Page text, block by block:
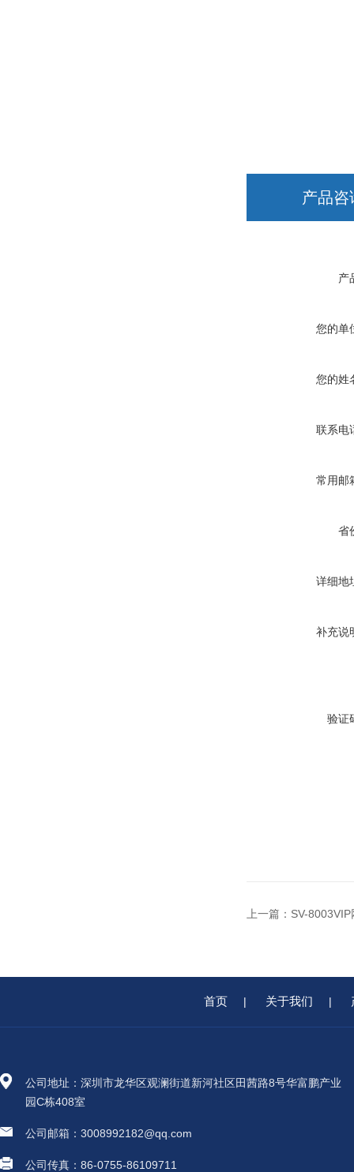
产品咨
产
您的单
您的姓
联系电
常用邮
省
详细地
补充说
验证
上一篇： SV-
首页 | 关于我们 |
公司地址：深圳市龙华区观澜街道新河社区田茜路8号华富鹏产业
园C栋408室
公司邮箱：3008992182@qq.com
公司传真：86-0755-86109711